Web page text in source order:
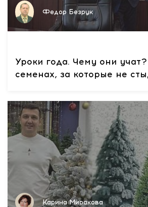
Федор Безрук
Уроки года. Чему они
семенах, за которые не
Карина Миракова